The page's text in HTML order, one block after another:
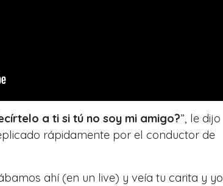
a ti si tú no soy mi amigo?”, le dijo
rápidamente por el conductor de
ahí (en un live) y veía tu carita y yo